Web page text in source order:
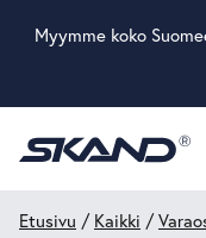
Myymme koko
Etusivu / Kaikki /